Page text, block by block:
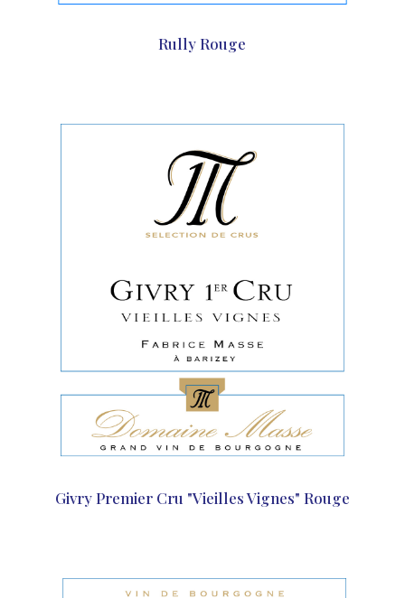
Rully Rouge
Givry Premier Cru "Vieilles Vignes" Rouge